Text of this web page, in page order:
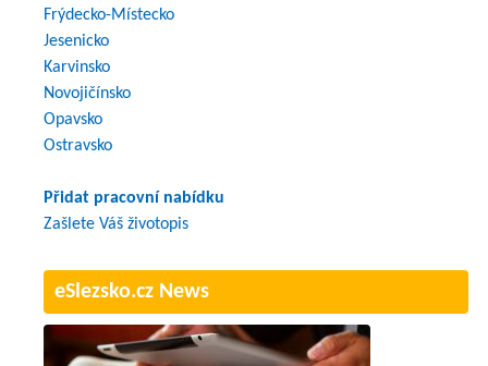
Frýdecko-Místecko
Jesenicko
Karvinsko
Novojičínsko
Opavsko
Ostravsko
Přidat pracovní nabídku
Zašlete Váš životopis
eSlezsko.cz News